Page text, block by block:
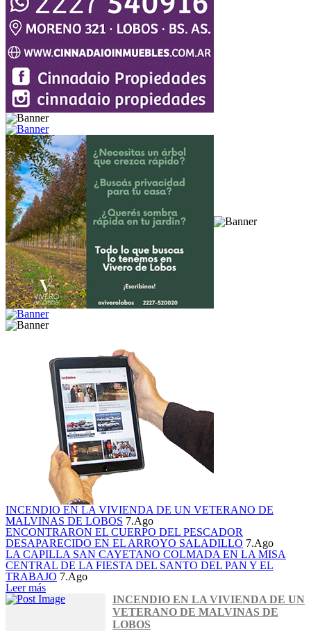
INCENDIO EN LA VIVIENDA DE UN VETERANO DE
MALVINAS DE LOBOS 7.Ago
ENCONTRARON EL CUERPO DEL PESCADOR
DESAPARECIDO EN EL ARROYO SALADILLO 7.Ago
LA CAPILLA SAN CAYETANO COLMADA EN LA MISA
CENTRAL DE LA FIESTA DEL SANTO DEL PAN Y EL
TRABAJO 7.Ago
Leer más
INCENDIO EN LA VIVIENDA DE UN
VETERANO DE MALVINAS DE
LOBOS